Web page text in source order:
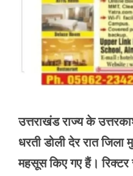
उत्तराखंड राज्य के
धरती डोली देर रात
महसूस किए गए हैं।